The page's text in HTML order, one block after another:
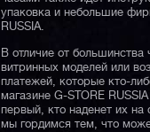
упаковка и небольшие
RUSSIA.
В отличие от
витринных моделей или
платежей, которые кто-
магазине G-STORE
первый, кто наденет их на
мы гордимся тем, что